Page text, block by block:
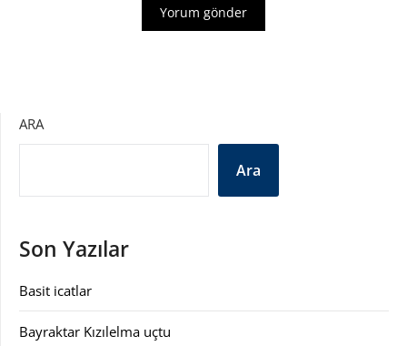
ARA
Ara
Son Yazılar
Basit icatlar
Bayraktar Kızılelma uçtu